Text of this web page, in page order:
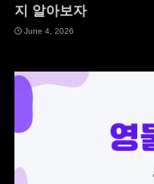
지 알아보자
June 4, 2026